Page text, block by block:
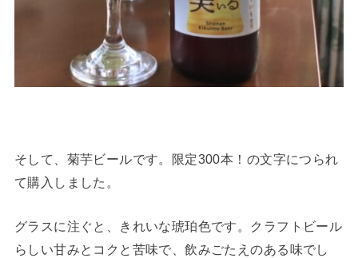
そして、菊芋ビールです。限定300本！の文字につられ
て購入しました。
グラスに注ぐと、きれいな琥珀色です。クラフトビール
らしい甘みとコクと苦味で、飲みごたえのある味でし